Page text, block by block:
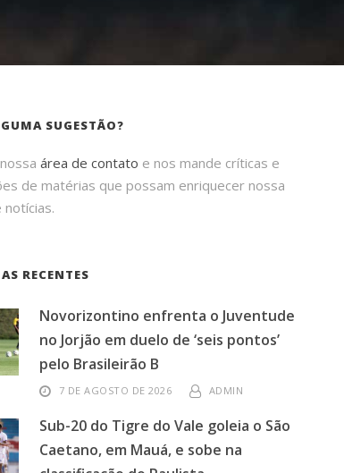
SUGESTÃO?
área de contato e nos mande críticas e
de matérias que possam enriquecer nossa
notícias.
RECENTES
Novorizontino enfrenta o Juventude
no Jorjão em duelo de ‘seis pontos’
pelo Brasileirão B
7 DE AGOSTO DE 2026 ADMIN
Sub-20 do Tigre do Vale goleia o São
Caetano, em Mauá, e sobe na